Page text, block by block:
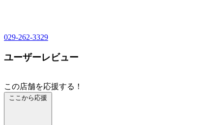
029-262-3329
ユーザーレビュー
この店舗を応援する！
ここから応援